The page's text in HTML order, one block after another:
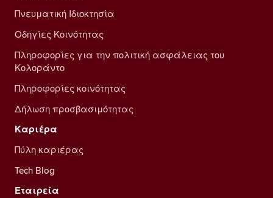
Πνευματική Ιδιοκτησία
Οδηγίες Κοινότητας
Πληροφορίες για την πολιτική ασφάλειας του
Κολοράντο
Πληροφορίες κοινότητας
Δήλωση προσβασιμότητας
Καριέρα
Πύλη καριέρας
Tech Blog
Εταιρεία